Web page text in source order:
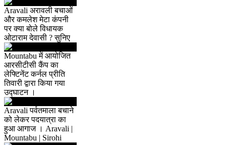
Aravali अरावली बचाओं
और कमलेश मेटा कंपनी
पर क्या बोले विधायक
ओटाराम देवासी ? सुनिए
Mountabu में आयोजित
आरसीटीसी कैंप का
लेफ्टिनेंट कर्नल प्रीति
तिवारी द्वारा किया गया
उद्घाटन ।
Aravali पर्वतमाला बचाने
को लेकर पदयात्रा का
हुआ आगाज । Aravali |
Mountabu | Sirohi